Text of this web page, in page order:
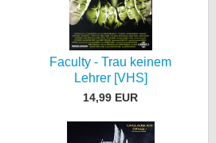
Faculty - Trau keinem
Lehrer [VHS]
14,99 EUR